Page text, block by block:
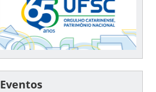
Eventos